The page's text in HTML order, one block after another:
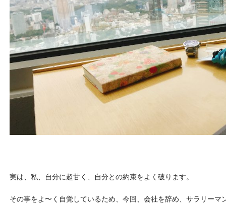
実は、私、自分に超甘く、自分との約束をよく破ります。
その事をよ〜く自覚しているため、今回、会社を辞め、サラリーマ